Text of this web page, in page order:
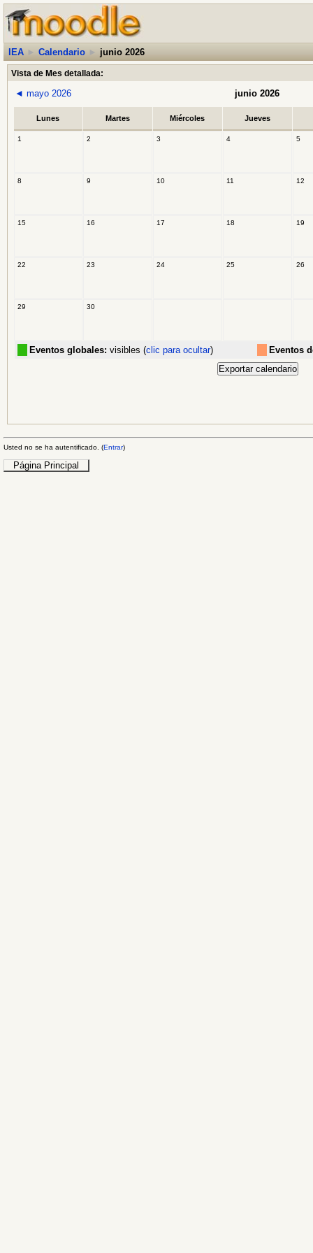
IEA ► Calendario ► junio 2026
Vista de Mes detallada:
◄ mayo 2026 junio 2026
Lunes Martes Miércoles Jueves
1 2 3 4 5
8 9 10 11 12
15 16 17 18 19
22 23 24 25 26
29 30
Eventos globales: visibles (clic para ocultar) Eventos
Usted no se ha autentificado. (Entrar)
Página Principal